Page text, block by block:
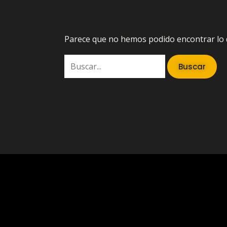
Parece que no hemos podido encontrar